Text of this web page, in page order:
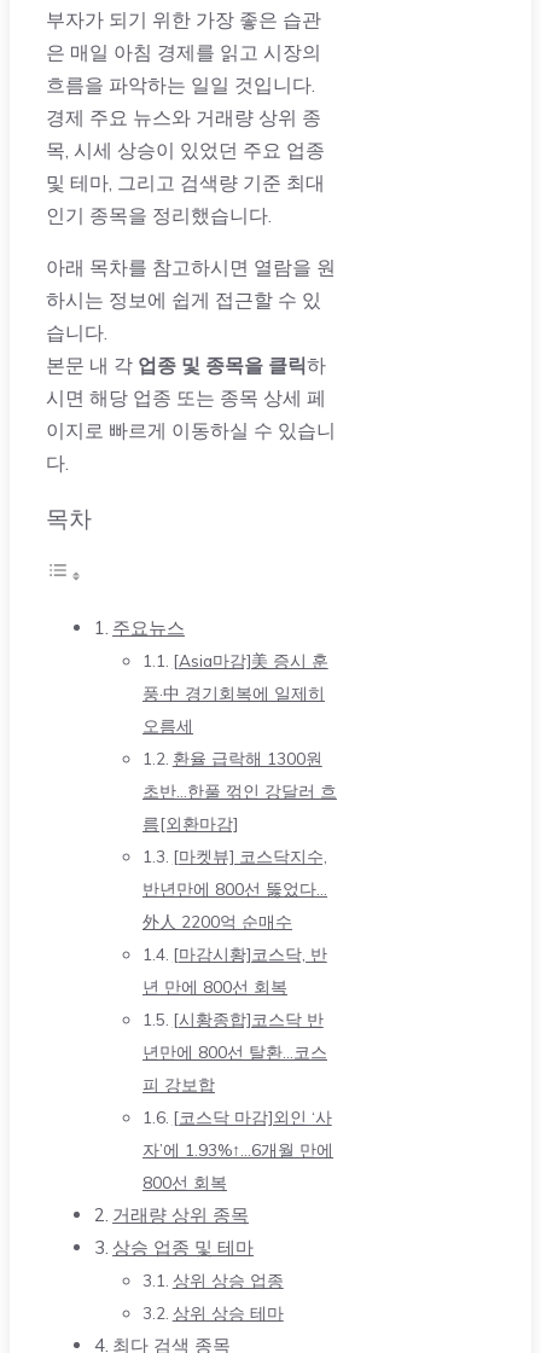
부자가 되기 위한 가장 좋은 습관
은 매일 아침 경제를 읽고 시장의
흐름을 파악하는 일일 것입니다.
경제 주요 뉴스와 거래량 상위 종
목, 시세 상승이 있었던 주요 업종
및 테마, 그리고 검색량 기준 최대
인기 종목을 정리했습니다.
아래 목차를 참고하시면 열람을 원
하시는 정보에 쉽게 접근할 수 있
습니다.
본문 내 각 업종 및 종목을 클릭하
시면 해당 업종 또는 종목 상세 페
이지로 빠르게 이동하실 수 있습니
다.
목차
주요뉴스
[Asia마감]美 증시 훈
풍·中 경기회복에 일제히
오름세
환율 급락해 1300원
초반…한풀 꺾인 강달러 흐
름[외환마감]
[마켓뷰] 코스닥지수,
반년만에 800선 뚫었다…
外人 2200억 순매수
[마감시황]코스닥, 반
년 만에 800선 회복
[시황종합]코스닥 반
년만에 800선 탈환…코스
피 강보합
[코스닥 마감]외인 ‘사
자’에 1.93%↑…6개월 만에
800선 회복
거래량 상위 종목
상승 업종 및 테마
상위 상승 업종
상위 상승 테마
최다 검색 종목